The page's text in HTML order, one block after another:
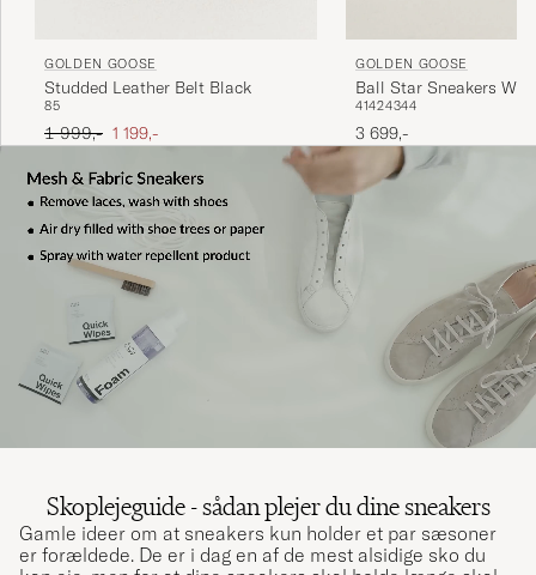
GOLDEN GOOSE
Studded Leather Belt Black
85
Ordinary pris
1 999,- Nedsat pris
1 199,-
GOLDEN GOOSE
Ball Star Sneakers
41424344
3 699,-
Skoplejeguide - sådan plejer du dine sneakers
Gamle ideer om at sneakers kun holder et par sæsoner
er forældede. De er i dag en af de mest alsidige sko du